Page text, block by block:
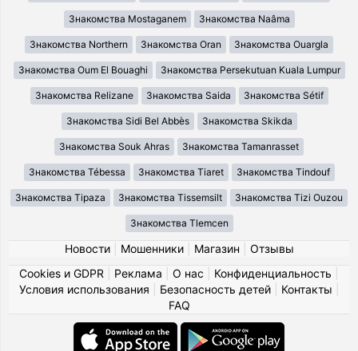
Знакомства Mostaganem Знакомства Naâma
Знакомства Northern Знакомства Oran Знакомства Ouargla
Знакомства Oum El Bouaghi Знакомства Persekutuan Kuala Lumpur
Знакомства Relizane Знакомства Saida Знакомства Sétif
Знакомства Sidi Bel Abbès Знакомства Skikda
Знакомства Souk Ahras Знакомства Tamanrasset
Знакомства Tébessa Знакомства Tiaret Знакомства Tindouf
Знакомства Tipaza Знакомства Tissemsilt Знакомства Tizi Ouzou
Знакомства Tlemcen
Новости| Мошенники| Магазин
Отзывы
Cookies и GDPR
Реклама О нас Конфиденциальность
Условия использования
Безопасность детей| Контакты
FAQ